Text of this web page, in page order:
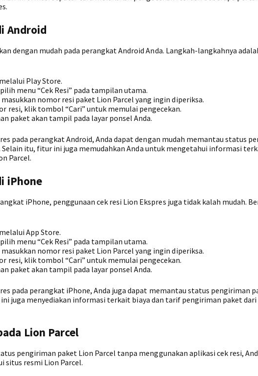
Android
dengan mudah pada perangkat Android Anda. Langkah-langkahnya
Play Store.
menu “Cek Resi” pada tampilan utama.
nomor resi paket Lion Parcel yang ingin diperiksa.
resi, klik tombol “Cari” untuk memulai pengecekan.
paket akan tampil pada layar ponsel Anda.
pada perangkat Android, Anda dapat dengan mudah memantau status
Selain itu, fitur ini juga memudahkan Anda untuk mengetahui informasi
Parcel.
iPhone
iPhone, penggunaan cek resi Lion Ekspres juga tidak kalah mudah.
App Store.
menu “Cek Resi” pada tampilan utama.
nomor resi paket Lion Parcel yang ingin diperiksa.
resi, klik tombol “Cari” untuk memulai pengecekan.
paket akan tampil pada layar ponsel Anda.
pada perangkat iPhone, Anda juga dapat memantau status pengiriman
juga menyediakan informasi terkait biaya dan tarif pengiriman paket dari
Lion Parcel
pengiriman paket Lion Parcel tanpa menggunakan aplikasi cek resi,
situs resmi Lion Parcel.